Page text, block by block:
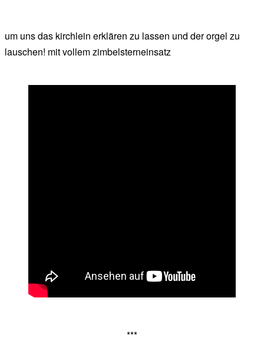
um uns das kirchlein erklären zu lassen und der orgel zu
lauschen! mit vollem zimbelsterneinsatz